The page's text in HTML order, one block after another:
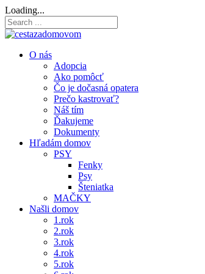
Loading...
O nás
Adopcia
Ako pomôcť
Čo je dočasná opatera
Prečo kastrovať?
Náš tím
Ďakujeme
Dokumenty
Hľadám domov
PSY
Fenky
Psy
Šteniatka
MAČKY
Našli domov
1.rok
2.rok
3.rok
4.rok
5.rok